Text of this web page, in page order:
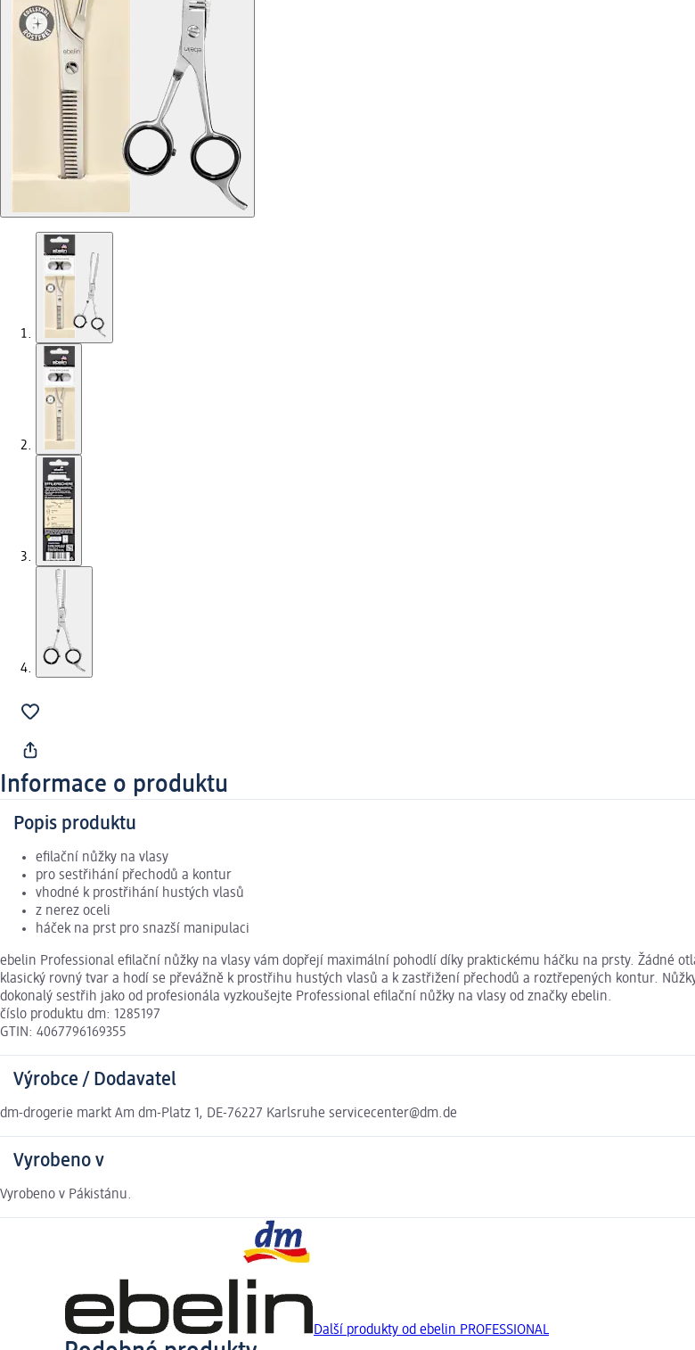
Informace o produktu
Popis produktu
efilační nůžky na vlasy
pro sestřihání přechodů a kontur
vhodné k prostřihání hustých vlasů
z nerez oceli
háček na prst pro snazší manipulaci
ebelin Professional efilační nůžky na vlasy vám dopřejí maximální pohodlí díky praktickému háčku na prsty. Žádné
klasický rovný tvar a hodí se převážně k prostřihu hustých vlasů a k zastřižení přechodů a roztřepených kontur.
dokonalý sestřih jako od profesionála vyzkoušejte Professional efilační nůžky na vlasy od značky ebelin.
číslo produktu dm: 1285197
GTIN: 4067796169355
Výrobce / Dodavatel
dm-drogerie markt Am dm-Platz 1, DE-76227 Karlsruhe servicecenter@dm.de
Vyrobeno v
Vyrobeno v Pákistánu.
Další produkty od ebelin PROFESSIONAL